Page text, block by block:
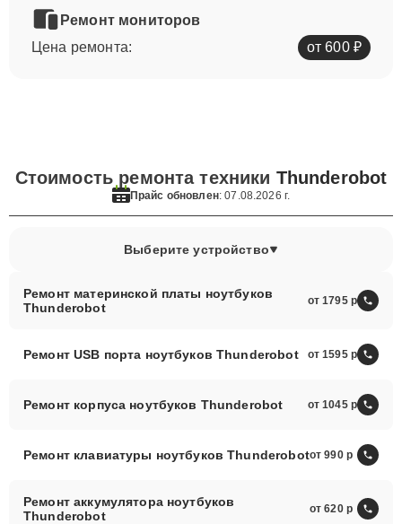
Ремонт мониторов
Цена ремонта:
от 600 ₽
Стоимость ремонта техники Thunderobot
Прайс обновлен: 07.08.2026 г.
Выберите устройство
Ремонт материнской платы ноутбуков
Thunderobot
от 1795
Ремонт USB порта ноутбуков Thunderobot от 1595
Ремонт корпуса ноутбуков Thunderobot от 1045
Ремонт клавиатуры ноутбуков Thunderobotот 990
Ремонт аккумулятора ноутбуков
Thunderobot
от 620